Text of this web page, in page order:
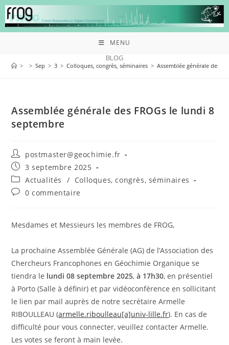
MENU
BLOG
> > Sep > 3 > Colloques, congrès, séminaires > Assemblée générale des
Assemblée générale des FROGs le lundi 8
septembre
postmaster@geochimie.fr
3 septembre 2025
Actualités
/ Colloques, congrès, séminaires
0 commentaire
Mesdames et Messieurs les membres de FROG,
La prochaine Assemblée Générale (AG) de l’Association des
Chercheurs Francophones en Géochimie Organique se
tiendra le lundi 08 septembre 2025,à 17h30, en présentiel
à Porto (Salle à définir) et par vidéoconférence en sollicitant
le lien par mail auprès de notre secrétaire Armelle
RIBOULLEAU (armelle.riboulleau[a]univ-lille.fr). En cas de
difficulté pour vous connecter, veuillez contacter Armelle.
Les votes se feront à main levée.